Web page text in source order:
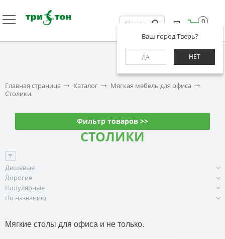
Ваш город Тверь?
ДА НЕТ
0
Главная страница Каталог
Мягкая мебель для офиса
Столики
Фильтр товаров >>
СТОЛИКИ
Дешевые
Дорогие
Популярные
По названию
Мягкие столы для офиса и не только.